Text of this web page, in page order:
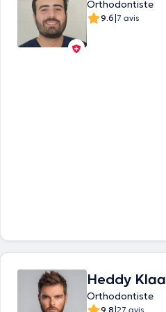
Orthodontiste
9.6|7 avis
Heddy Klaa
Orthodontiste
9.8 27 avis